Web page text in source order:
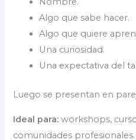
Algo que sabe hacer.
Algo que quiere
Una curiosidad.
Una expectativa del
Luego se presentan en
Ideal para: workshops,
comunidades profesionales.